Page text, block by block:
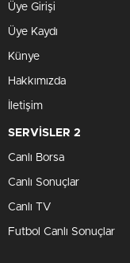
Üye Girişi
Üye Kaydı
Künye
Hakkımızda
İletişim
SERVİSLER 2
Canlı Borsa
Canlı Sonuçlar
Canlı TV
Futbol Canlı Sonuçlar